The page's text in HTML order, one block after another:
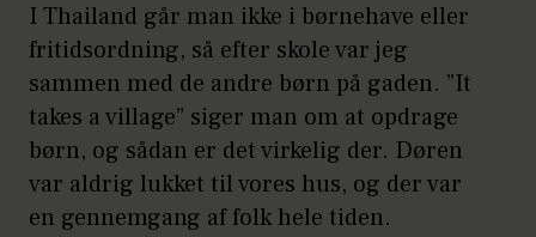
I Thailand går man ikke i børnehave eller
fritidsordning, så efter skole var jeg
sammen med de andre børn på gaden. ”It
takes a village” siger man om at opdrage
børn, og sådan er det virkelig der. Døren
var aldrig lukket til vores hus, og der var
en gennemgang af folk hele tiden.